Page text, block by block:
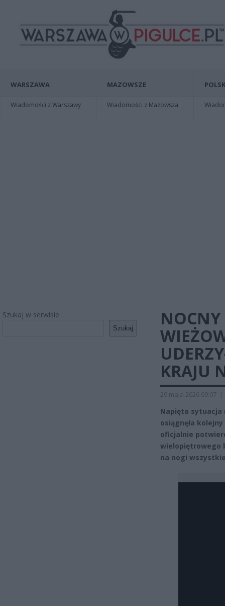
WARSZAWA
Wiadomości z Warszawy
MAZOWSZE
Wiadomości z Mazowsza
Szukaj w serwisie
Szukaj
NOCNY
KRAJU
29 maja 2026 09:07 |
Napięta sytuacja
osiągnęła
oficjalnie
wielopiętrowego
na nogi